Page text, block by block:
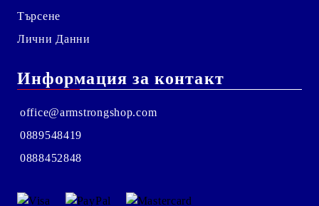
Търсене
Лични Данни
Информация за контакт
office@armstrongshop.com
0889548419
0888452848